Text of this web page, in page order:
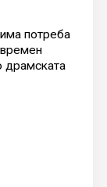
потреба
драмската